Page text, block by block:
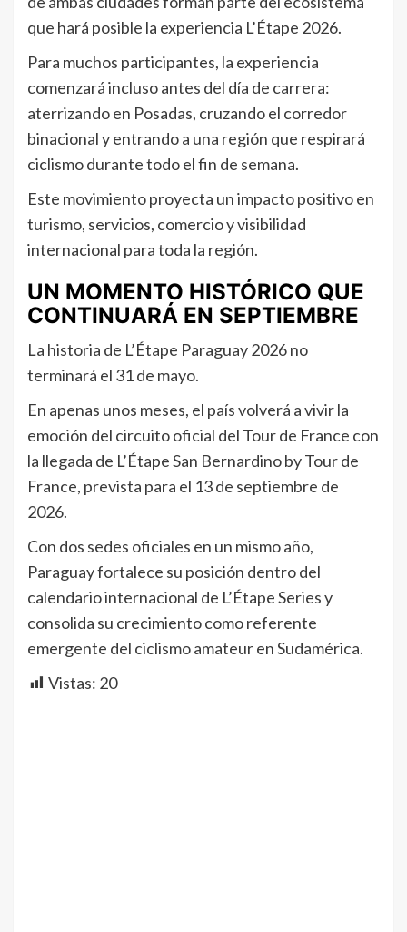
que hará posible la experiencia L’Étape 2026.
Para muchos participantes, la experiencia
comenzará incluso antes del día de carrera:
aterrizando en Posadas, cruzando el corredor
binacional y entrando a una región que respirará
ciclismo durante todo el fin de semana.
Este movimiento proyecta un impacto positivo en
turismo, servicios, comercio y visibilidad
internacional para toda la región.
UN MOMENTO HISTÓRICO QUE
CONTINUARÁ EN SEPTIEMBRE
La historia de L’Étape Paraguay 2026 no
terminará el 31 de mayo.
En apenas unos meses, el país volverá a vivir la
emoción del circuito oficial del Tour de France con
la llegada de L’Étape San Bernardino by Tour de
France, prevista para el 13 de septiembre de
2026.
Con dos sedes oficiales en un mismo año,
Paraguay fortalece su posición dentro del
calendario internacional de L’Étape Series y
consolida su crecimiento como referente
emergente del ciclismo amateur en Sudamérica.
Vistas: 20